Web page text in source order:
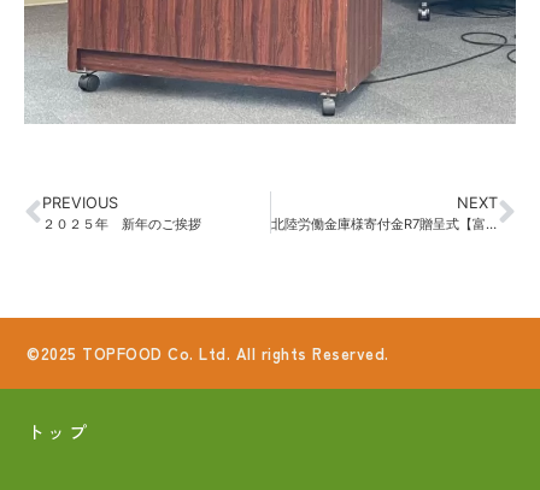
PREVIOUS
２０２５年 新年のご挨拶
NEXT
北陸労働金庫様寄付金R7贈呈式【富山県子どもほっとサロンネットワーク】
©2025 TOPFOOD Co. Ltd. All rights Reserved.
トップ